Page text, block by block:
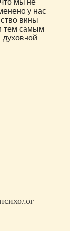
что мы не
у нас
вины
тем самым
духовной